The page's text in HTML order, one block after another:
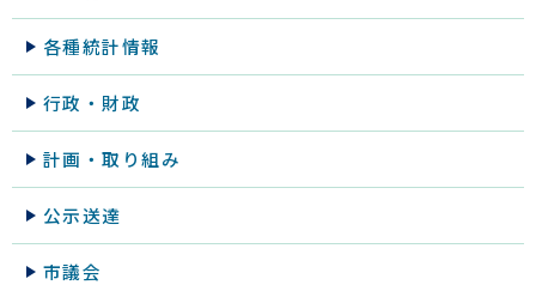
各種統計情報
行政・財政
計画・取り組み
公示送達
市議会